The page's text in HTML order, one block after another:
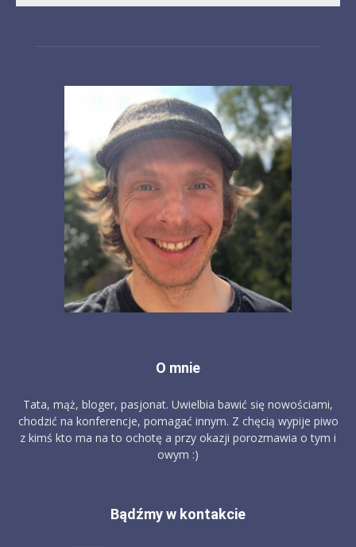
O mnie
Tata, mąż, bloger, pasjonat. Uwielbia bawić się nowościami,
chodzić na konferencje, pomagać innym. Z chęcią wypije piwo
z kimś kto ma na to ochotę a przy okazji porozmawia o tym i
owym :)
Bądźmy w kontakcie